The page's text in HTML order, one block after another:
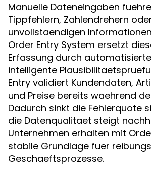
Manuelle Dateneingaben
Tippfehlern, Zahlendrehern
unvollstaendigen
Order Entry System ersetzt
Erfassung durch
intelligente
Entry validiert Kundendaten,
und Preise bereits waehrend
Dadurch sinkt die Fehlerquote
die Datenqualitaet steigt
Unternehmen erhalten mit
stabile Grundlage fuer
Geschaeftsprozesse.